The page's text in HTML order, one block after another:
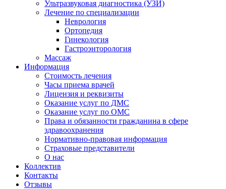
Ультразвуковая диагностика (УЗИ)
Лечение по специализации
Неврология
Ортопедия
Гинекология
Гастроэнторология
Массаж
Информация
Стоимость лечения
Часы приема врачей
Лицензия и реквизиты
Оказание услуг по ДМС
Оказание услуг по ОМС
Права и обязанности гражданина в сфере
здравоохранения
Нормативно-правовая информация
Страховые представители
О нас
Коллектив
Контакты
Отзывы